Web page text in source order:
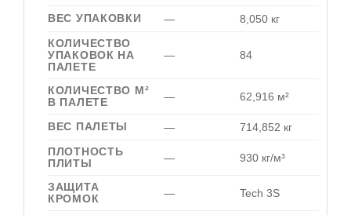
ВЕС УПАКОВКИ
—
8,050 кг
КОЛИЧЕСТВО
УПАКОВОК НА
ПАЛЕТЕ
— 84
КОЛИЧЕСТВО М²
В ПАЛЕТЕ
— 62,916 м²
ВЕС ПАЛЕТЫ —
714,852 кг
ПЛОТНОСТЬ
ПЛИТЫ
— 930 кг/м³
ЗАЩИТА
КРОМОК
— Tech 3S